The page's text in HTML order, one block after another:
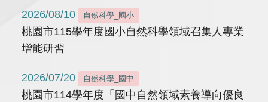
2026/08/10 自然科學_國小
桃園市115學年度國小自然科學領域召集人專業
增能研習
2026/07/20 自然科學_國中
桃園市114學年度「國中自然領域素養導向優良